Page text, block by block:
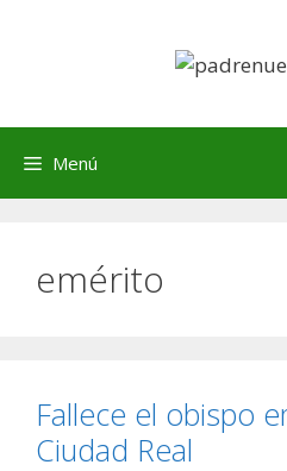
Menú
emérito
Fallece el obispo
Ciudad Real